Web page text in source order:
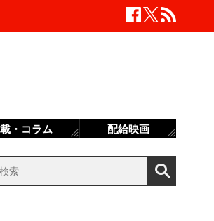
・コラム 配給映画